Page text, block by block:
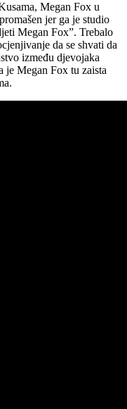
Megan Fox u
jer ga je studio
Megan Fox”. Trebalo
da se shvati da
između djevojaka
je Megan Fox tu zaista